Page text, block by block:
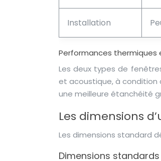
Installation
Performances thermiques
Les deux types de
et acoustique, à condition
une meilleure étanchéité
Les dimensions
Les dimensions standard
Dimensions